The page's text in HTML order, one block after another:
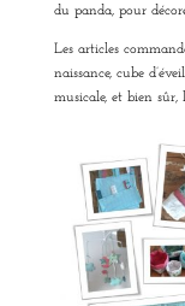
du panda, pour
Les articles
naissance, cube
musicale, et bien